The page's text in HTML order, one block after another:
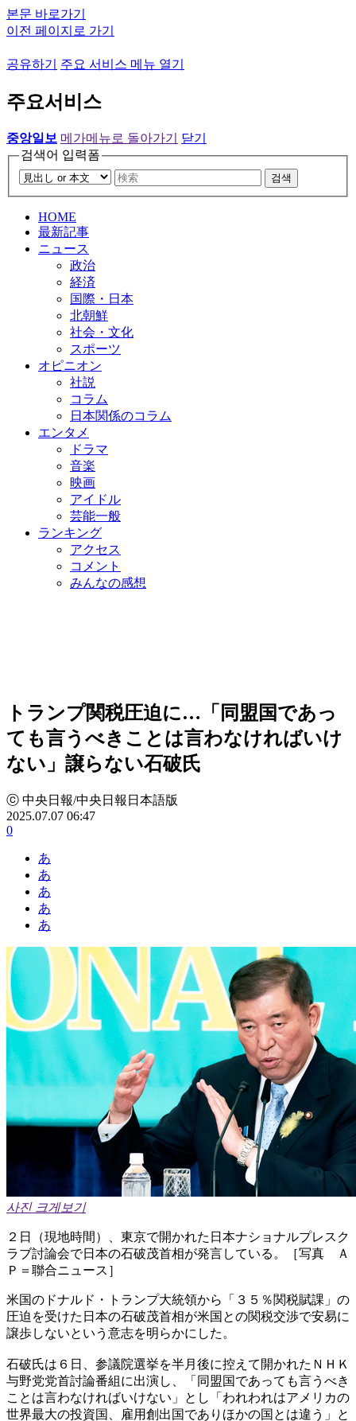
본문 바로가기
이전 페이지로 가기
공유하기 주요 서비스 메뉴 열기
주요서비스
중앙일보 메가메뉴로 돌아가기
닫기
검색어 입력폼
검색
HOME
最新記事
ニュース
政治
経済
国際・日本
北朝鮮
社会・文化
スポーツ
オピニオン
社説
コラム
日本関係のコラム
エンタメ
ドラマ
音楽
映画
アイドル
芸能一般
ランキング
アクセス
コメント
みんなの感想
トランプ関税圧迫に…「同盟国であっ
ても言うべきことは言わなければいけ
ない」譲らない石破氏
ⓒ 中央日報/中央日報日本語版
2025.07.07 06:47
0
あ
あ
あ
あ
あ
사진 크게보기
２日（現地時間）、東京で開かれた日本ナショナルプレスク
ラブ討論会で日本の石破茂首相が発言している。［写真 Ａ
Ｐ＝聯合ニュース］
米国のドナルド・トランプ大統領から「３５％関税賦課」の
圧迫を受けた日本の石破茂首相が米国との関税交渉で安易に
譲歩しないという意志を明らかにした。
石破氏は６日、参議院選挙を半月後に控えて開かれたＮＨＫ
与野党党首討論番組に出演し、「同盟国であっても言うべき
ことは言わなければいけない」とし「われわれはアメリカの
世界最大の投資国、雇用創出国でありほかの国とは違う」と